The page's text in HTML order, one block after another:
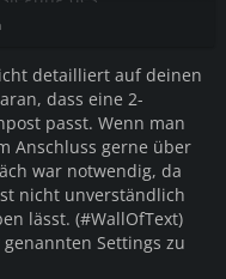
detailliert auf deinen
dass eine 2-
passt. Wenn man
Anschluss gerne über
war notwendig, da
nicht unverständlich
lässt. (#WallOfText)
Settings zu